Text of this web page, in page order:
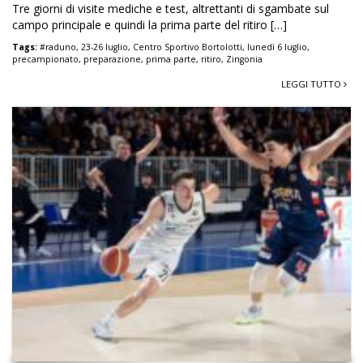
Tre giorni di visite mediche e test, altrettanti di sgambate sul
campo principale e quindi la prima parte del ritiro […]
Tags: #raduno, 23-26 luglio, Centro Sportivo Bortolotti, lunedì 6 luglio,
precampionato, preparazione, prima parte, ritiro, Zingonia
LEGGI TUTTO